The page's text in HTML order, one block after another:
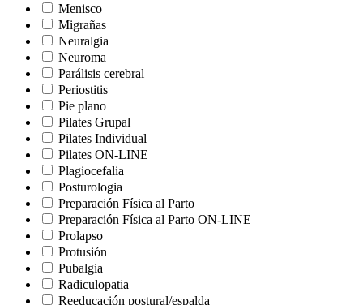
Menisco
Migrañas
Neuralgia
Neuroma
Parálisis cerebral
Periostitis
Pie plano
Pilates Grupal
Pilates Individual
Pilates ON-LINE
Plagiocefalia
Posturologia
Preparación Física al Parto
Preparación Física al Parto ON-LINE
Prolapso
Protusión
Pubalgia
Radiculopatia
Reeducación postural/espalda